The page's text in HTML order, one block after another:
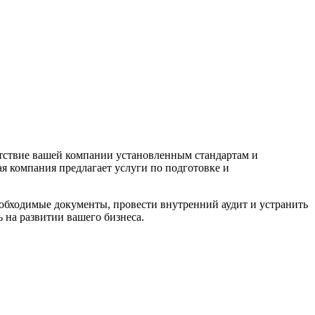
вашей компании установленным стандартам и
предлагает услуги по подготовке и
документы, провести внутренний аудит и устранить
развитии вашего бизнеса.